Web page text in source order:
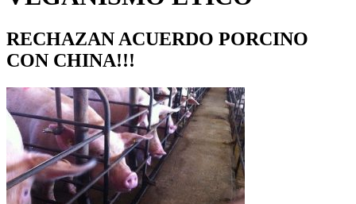
RECHAZAN ACUERDO PORCINO
CON CHINA!!!